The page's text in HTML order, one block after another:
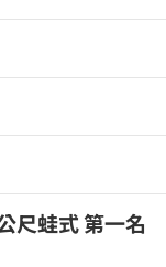
尺蛙式第一名